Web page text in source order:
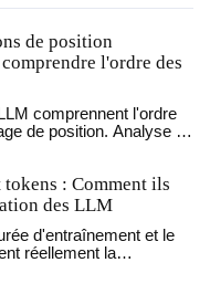
de position
l'ordre des
comprennent l'ordre
de position. Analyse de
: Comment ils
des LLM
d'entraînement et le
réellement la